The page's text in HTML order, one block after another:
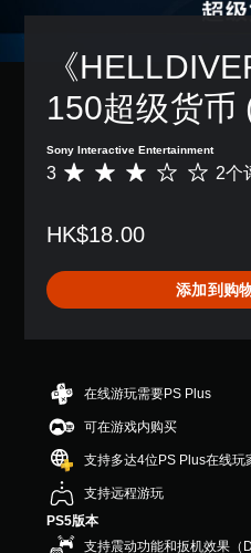
《
150超级货币
Sony Interactive Entertainment
平
价
颗
星
（
颗
，
2
评
价
）
3 2个
HK$18.00
添加到购
在线游玩需要PS Plus
可在游戏内购买
支持多达4位PS Plus在线玩
支持远程游玩
PS5版本
支持震动功能和扳机效果（